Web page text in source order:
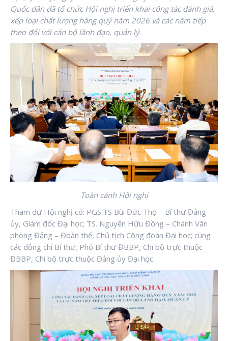
Quốc dân đã tổ chức Hội nghị triển khai công tác đánh giá,
xếp loại chất lượng hàng quý năm 2026 và các năm tiếp
theo đối với cán bộ lãnh đạo, quản lý.
Toàn cảnh Hội nghị
Tham dự Hội nghị có: PGS.TS Bùi Đức Thọ – Bí thư Đảng
ủy, Giám đốc Đại học; TS. Nguyễn Hữu Đồng – Chánh Văn
phòng Đảng – Đoàn thể, Chủ tịch Công đoàn Đại học; cùng
các đồng chí Bí thư, Phó Bí thư ĐBBP, Chi bộ trực thuộc
ĐBBP, Chi bộ trực thuộc Đảng ủy Đại học.